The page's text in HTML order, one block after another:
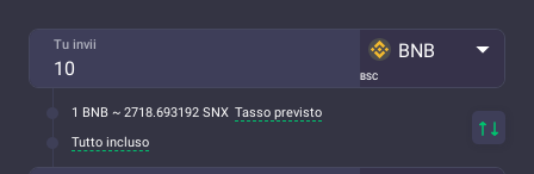
Tu invii
BSC
BNB
1 BNB ~ 2718.693192 SNX Tasso previsto
Tutto incluso